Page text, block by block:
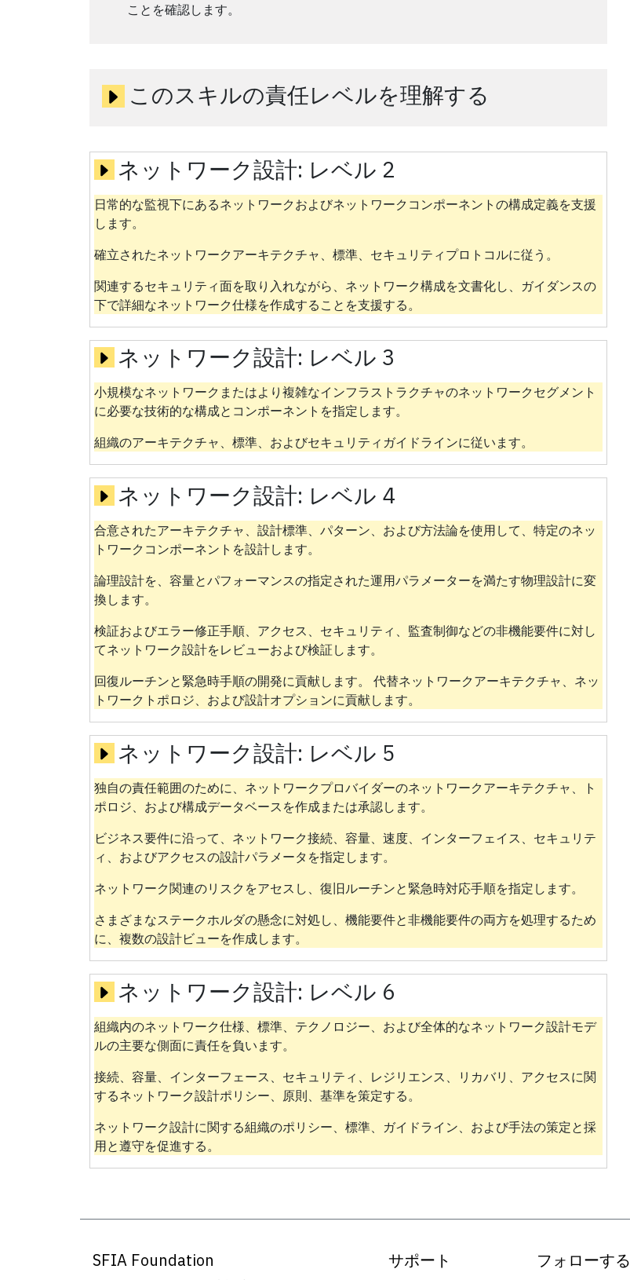
ことを確認します。
このスキルの責任レベルを理解する
ネットワーク設計: レベル 2
日常的な監視下にあるネットワークおよびネットワークコンポーネントの構成定義を支援
します。
確立されたネットワークアーキテクチャ、標準、セキュリティプロトコルに従う。
関連するセキュリティ面を取り入れながら、ネットワーク構成を文書化し、ガイダンスの
下で詳細なネットワーク仕様を作成することを支援する。
ネットワーク設計: レベル 3
小規模なネットワークまたはより複雑なインフラストラクチャのネットワークセグメント
に必要な技術的な構成とコンポーネントを指定します。
組織のアーキテクチャ、標準、およびセキュリティガイドラインに従います。
ネットワーク設計: レベル 4
合意されたアーキテクチャ、設計標準、パターン、および方法論を使用して、特定のネッ
トワークコンポーネントを設計します。
論理設計を、容量とパフォーマンスの指定された運用パラメーターを満たす物理設計に変
換します。
検証およびエラー修正手順、アクセス、セキュリティ、監査制御などの非機能要件に対し
てネットワーク設計をレビューおよび検証します。
回復ルーチンと緊急時手順の開発に貢献します。 代替ネットワークアーキテクチャ、ネッ
トワークトポロジ、および設計オプションに貢献します。
ネットワーク設計: レベル 5
独自の責任範囲のために、ネットワークプロバイダーのネットワークアーキテクチャ、ト
ポロジ、および構成データベースを作成または承認します。
ビジネス要件に沿って、ネットワーク接続、容量、速度、インターフェイス、セキュリテ
ィ、およびアクセスの設計パラメータを指定します。
ネットワーク関連のリスクをアセスし、復旧ルーチンと緊急時対応手順を指定します。
さまざまなステークホルダの懸念に対処し、機能要件と非機能要件の両方を処理するため
に、複数の設計ビューを作成します。
ネットワーク設計: レベル 6
組織内のネットワーク仕様、標準、テクノロジー、および全体的なネットワーク設計モデ
ルの主要な側面に責任を負います。
接続、容量、インターフェース、セキュリティ、レジリエンス、リカバリ、アクセスに関
するネットワーク設計ポリシー、原則、基準を策定する。
ネットワーク設計に関する組織のポリシー、標準、ガイドライン、および手法の策定と採
用と遵守を促進する。
SFIA Foundation サポート フォローする